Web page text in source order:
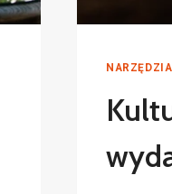
NARZĘDZIA